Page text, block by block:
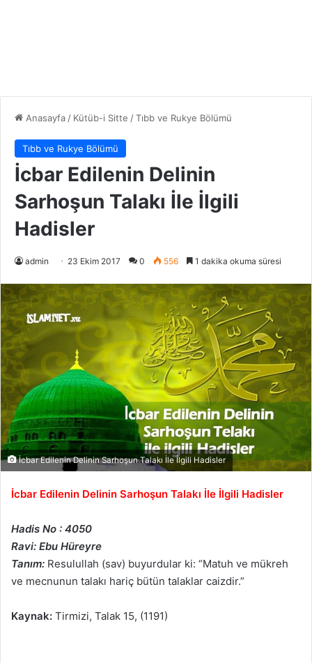
Anasayfa/ Kütüb-i Sitte /Tıbb ve Rukye Bölümü
Tıbb ve Rukye Bölümü
İcbar Edilenin Delinin
Sarhoşun Talakı İle İlgili
Hadisler
admin 23 Ekim 2017 0 556 1 dakika okuma süresi
İcbar Edilenin Delinin Sarhoşun Talakı İle İlgili Hadisler
İcbar Edilenin Delinin Sarhoşun Talakı İle İlgili Hadisler
Hadis No : 4050
Ravi: Ebu Hüreyre
Tanım: Resulullah (sav) buyurdular ki: “Matuh ve mükreh
ve mecnunun talakı hariç bütün talaklar caizdir.”
Kaynak: Tirmizi, Talak 15, (1191)